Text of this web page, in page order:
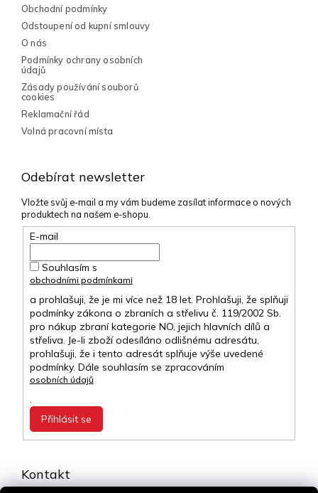
Odebírat newsletter
Vložte svůj e-mail a my vám budeme zasílat informace o nových
produktech na našem e-shopu.
E-mail
Souhlasím s
obchodními podmínkami
a prohlašuji, že je mi více než 18 let. Prohlašuji, že splňuji
podmínky zákona o zbraních a střelivu č. 119/2002 Sb.
pro nákup zbraní kategorie NO, jejich hlavních dílů a
střeliva. Je-li zboží odesíláno odlišnému adresátu,
prohlašuji, že i tento adresát splňuje výše uvedené
podmínky. Dále souhlasím se zpracováním
osobních údajů
.
Přihlásit se
Kontakt
Obchodní podmínky
Odstoupení od kupní smlouvy
O nás
Podmínky ochrany osobních
údajů
Zásady používání souborů
cookies
Reklamační řád
Volná pracovní místa